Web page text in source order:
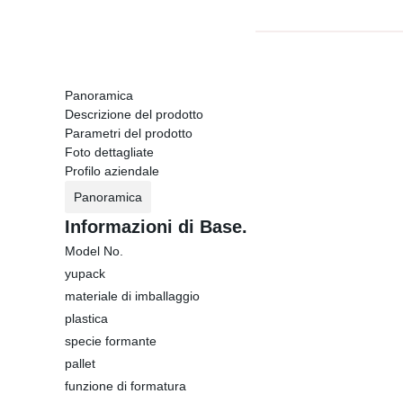
Panoramica
Descrizione del prodotto
Parametri del prodotto
Foto dettagliate
Profilo aziendale
Panoramica
Informazioni di Base.
Model No.
yupack
materiale di imballaggio
plastica
specie formante
pallet
funzione di formatura